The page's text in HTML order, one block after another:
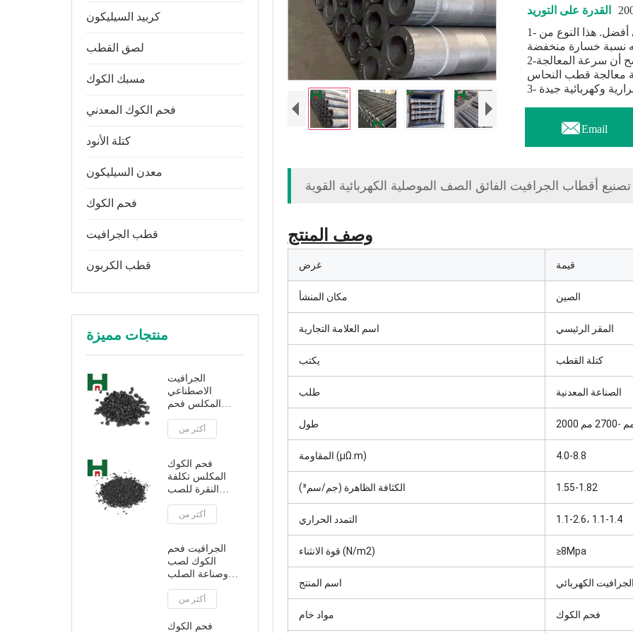
كربيد السيليكون
لصق القطب
مسبك الكوك
فحم الكوك المعدني
كتلة الأنود
معدن السيليكون
فحم الكوك
قطب الجرافيت
قطب الكربون
منتجات مميزة
الجرافيت
الاصطناعي
المكلس فحم
الكوك لمضافات
الكربون
أكثر من
فحم الكوك
المكلس تكلفة
النقرة للصب
أكثر من
الجرافيت فحم
الكوك لصب
وصناعة الصلب
الجرافيت
الاصطناعي
أكثر من
فحم الكوك
القدرة على التوريد
1- تتمتع مادة الجرافيت بثبات كهروكيميائي أفضل. هذا النوع من
2-قطب الجرافيت سهل المعالجة ومن الواضح أن سرعة المعالجة
Email
تصنيع أقطاب الجرافيت الفائق الصف الموصلية الكهربائية القوية
وصف المنتج
غرض قيمة
مكان المنشأ الصين
اسم العلامة التجارية المقر الرئيسي
يكتب كتلة القطب
طلب الصناعة المعدنية
طول مم -2700 مم
المقاومة (μΩ.m) 4.0-8.8
الكثافة الظاهرة (جم/سم³) 1.55-1.82
التمدد الحراري 1.1-2.6، 1.1-1.4
قوة الانثناء (N/m2) ≥8Mpa
اسم المنتج الكهربائي
مواد خام فحم الكوك